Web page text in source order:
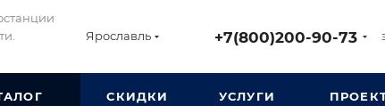
Ярославль +7(800)200-90-73
СКИДКИ УСЛУГИ